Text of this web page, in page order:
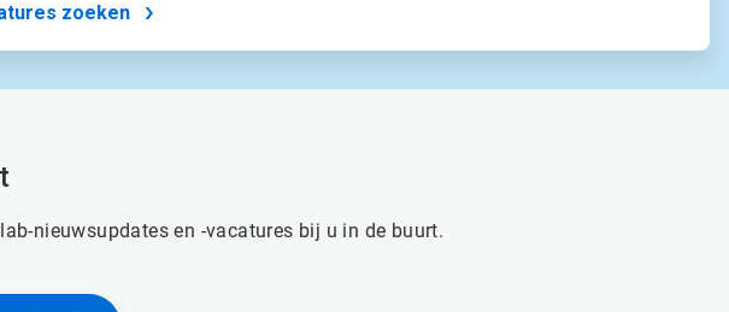
zoeken
nieuwsupdates en -vacatures bij u in de buurt.